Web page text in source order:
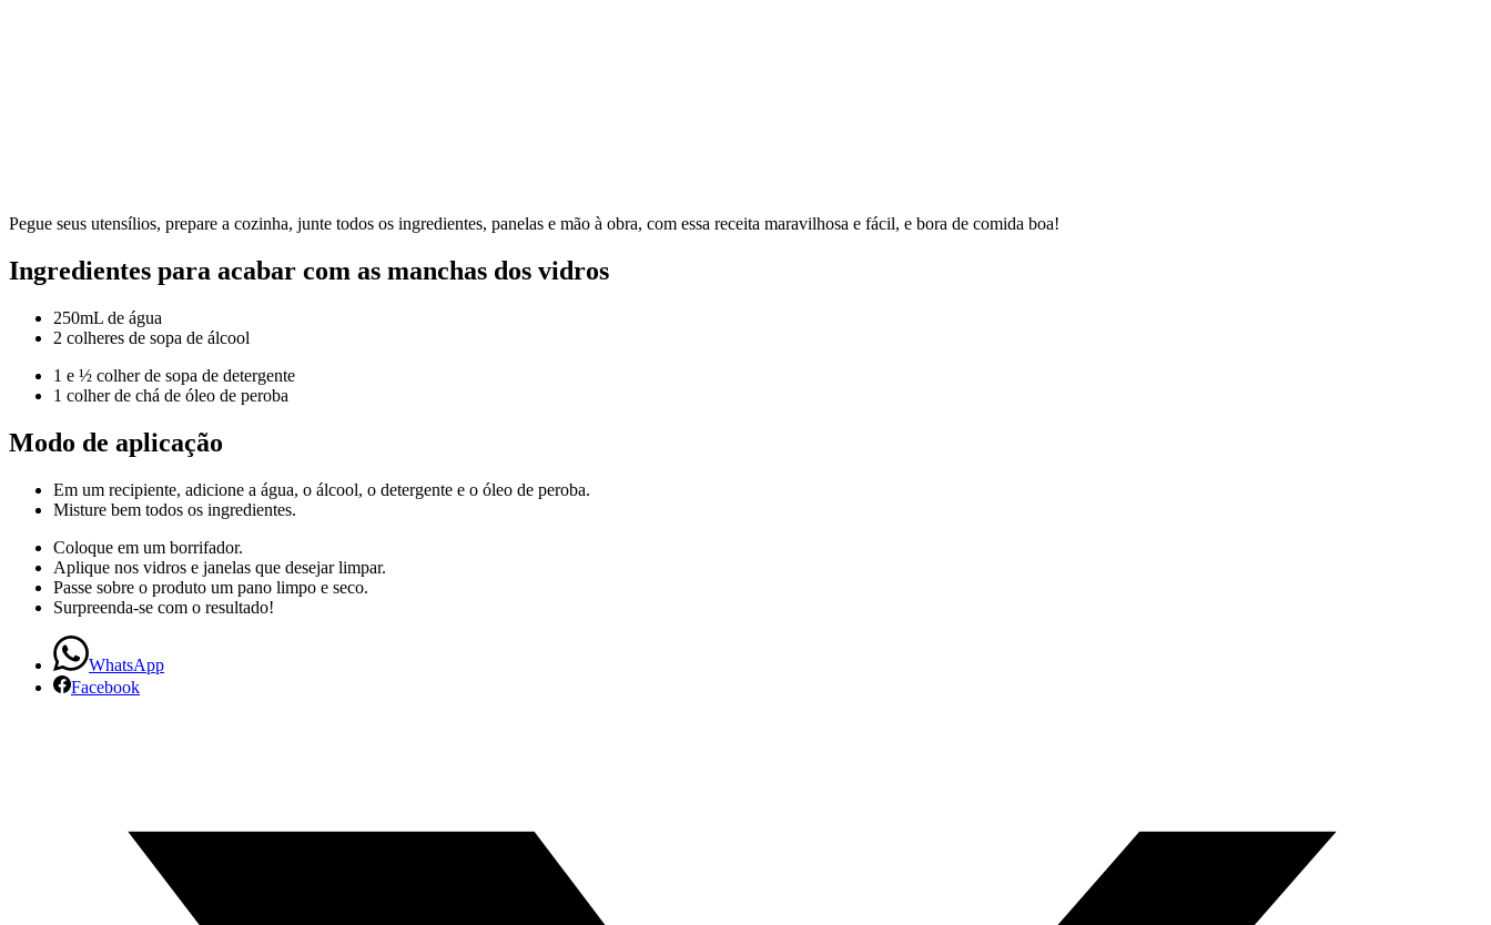
Pegue seus utensílios, prepare a cozinha, junte todos os ingredientes, panelas e mão à obra, com essa receita maravilhosa e fácil, e bora de comida boa!
Ingredientes para acabar com as manchas dos vidros
250mL de água
2 colheres de sopa de álcool
1 e ½ colher de sopa de detergente
1 colher de chá de óleo de peroba
Modo de aplicação
Em um recipiente, adicione a água, o álcool, o detergente e o óleo de peroba.
Misture bem todos os ingredientes.
Coloque em um borrifador.
Aplique nos vidros e janelas que desejar limpar.
Passe sobre o produto um pano limpo e seco.
Surpreenda-se com o resultado!
WhatsApp
Facebook